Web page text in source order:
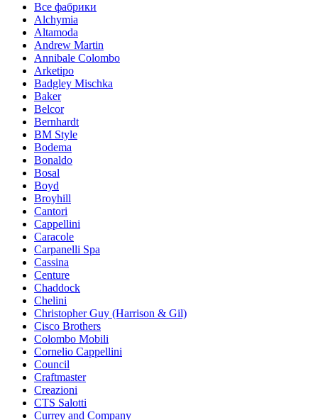
Все фабрики
Alchymia
Altamoda
Andrew Martin
Annibale Colombo
Arketipo
Badgley Mischka
Baker
Belcor
Bernhardt
BM Style
Bodema
Bonaldo
Bosal
Boyd
Broyhill
Cantori
Cappellini
Caracole
Carpanelli Spa
Cassina
Centure
Chaddock
Chelini
Christopher Guy (Harrison & Gil)
Cisco Brothers
Colombo Mobili
Cornelio Cappellini
Council
Craftmaster
Creazioni
CTS Salotti
Currey and Company